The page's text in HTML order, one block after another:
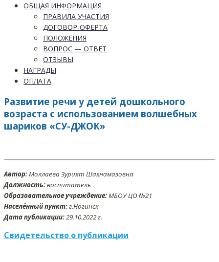
ОБЩАЯ ИНФОРМАЦИЯ
ПРАВИЛА УЧАСТИЯ
ДОГОВОР-ОФЕРТА
ПОЛОЖЕНИЯ
ВОПРОС — ОТВЕТ
ОТЗЫВЫ
НАГРАДЫ
ОПЛАТА
Развитие речи у детей дошкольного
возраста с использованием волшебных
шариков «СУ-ДЖОК»
Автор:Моллаева Зурият Шахнамазовна
Должность:воспитатель
Образовательное учреждение:МБОУ ЦО №21
Населённый пункт:г.Ногинск
Дата публикации:29.10.2022 г.
Свидетельство о публикации